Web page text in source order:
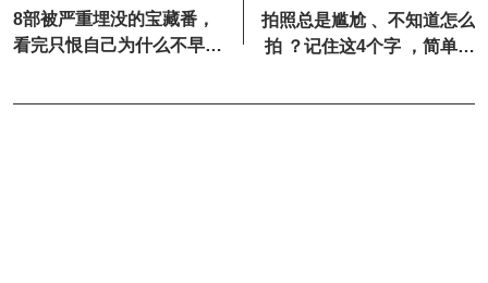
8部被严重埋没的宝藏番，
看完只恨自己为什么不早点
拍照总是尴尬 、不知道怎么
拍 ？记住这4个字 ，简单有